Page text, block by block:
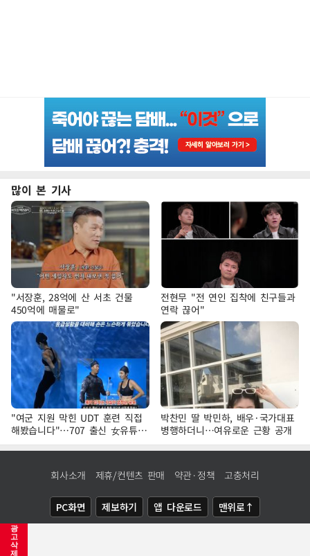
광
고
삭
제
많이 본 기사
"서장훈, 28억에 산 서초 건물
450억에 매물로"
전현무 "전 연인 집착에 친구들과
연락 끊어"
"여군 지원 막힌 UDT 훈련 직접
해봤습니다"…707 출신 女유튜버
'완벽 소화'
박찬민 딸 박민하, 배우·국가대표
병행하더니…여유로운 근황 공개
회사소개 제휴/컨텐츠 판매 약관·정책 고충처리
PC화면 제보하기 앱 다운로드 맨위로↑